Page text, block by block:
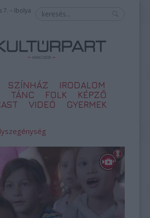
7. – Ibolya
SZÍNHÁZ
IRODALOM
TÁNC FOLK
KÉPZŐ
VIDEÓ GYERMEK